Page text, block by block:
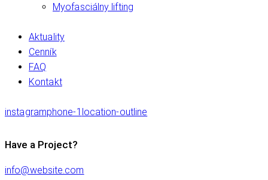
Myofasciálny lifting
Aktuality
Cenník
FAQ
Kontakt
instagramphone-1 location-outline
Have a Project?
info@website.com